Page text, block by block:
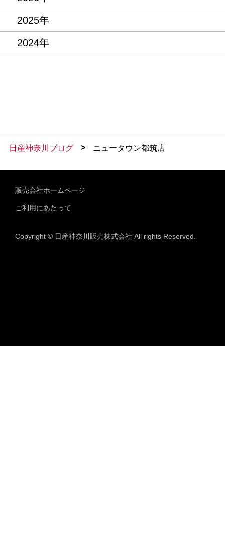
2025年
2024年
日産神奈川ブログ > ニュータウン都筑店
販売会社ホームページ
ご利用にあたって
Copyright © 日産神奈川販売株式会社 All rights Reserved.